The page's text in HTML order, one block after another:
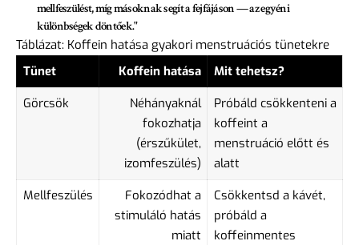
mellfeszülést, míg másoknak segít a fejfájáson — az egyéni
különbségek döntőek."
Táblázat: Koffein hatása gyakori menstruációs tünetekre
Tünet
Koffein hatása
Mit tehetsz?
Görcsök
Néhányaknál
fokozhatja
(érszűkület,
izomfeszülés)
Próbáld csökkenteni a
koffeint a
menstruáció előtt és
alatt
Mellfeszülés
Fokozódhat a
stimuláló hatás
miatt
Csökkentsd a kávét,
próbáld a
koffeinmentes